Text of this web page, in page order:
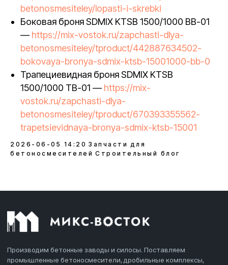
betonosmesiteley/lopasti-i-skrebki
Боковая броня SDMIX KTSB 1500/1000 BB-01
— https://mix-vostok.ru/zapchasti-dlya-
betonosmesiteley/tproduct/442887634502-
bokovaya-bronya-sdmix-ktsb-15001000-bb-0
Трапециевидная броня SDMIX KTSB
1500/1000 TB-01 — https://mix-
vostok.ru/zapchasti-dlya-
betonosmesiteley/tproduct/670393355562-
trapetsievidnaya-bronya-sdmix-ktsb-15001
2026-06-05 14:20 Запчасти для
бетоносмесителей Строительный блог
Производим бетонные заводы и силосы. Поставляем
промышленные бетоносмесители, дробильные комплексы,